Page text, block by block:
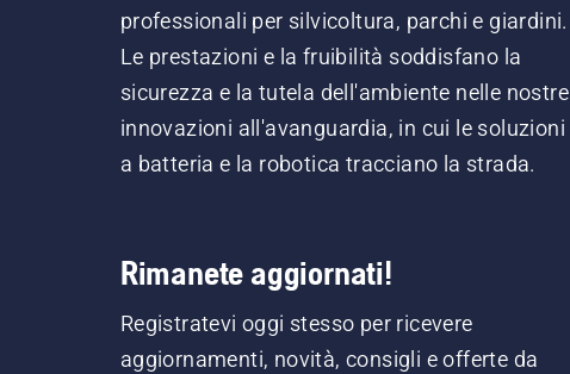
professionali per silvicoltura, parchi e giardini.
Le prestazioni e la fruibilità soddisfano la
sicurezza e la tutela dell'ambiente nelle nostre
innovazioni all'avanguardia, in cui le soluzioni
a batteria e la robotica tracciano la strada.
Rimanete aggiornati!
Registratevi oggi stesso per ricevere
aggiornamenti, novità, consigli e offerte da